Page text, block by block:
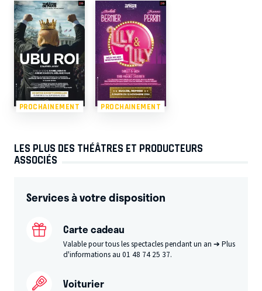
PROCHAINEMENT PROCHAINEMENT
LES PLUS DES THÉÂTRES ET PRODUCTEURS
ASSOCIÉS
Services à votre disposition
Carte cadeau
Valable pour tous les spectacles pendant un an ➔ Plus
d'informations au 01 48 74 25 37.
Voiturier